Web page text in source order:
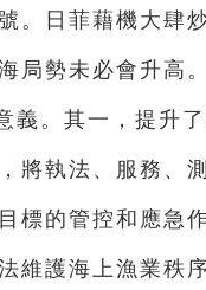
。日菲藉機大肆
局勢未必會升高。
義。其一，提升
將執法、服務、
標的管控和應急
維護海上漁業秩